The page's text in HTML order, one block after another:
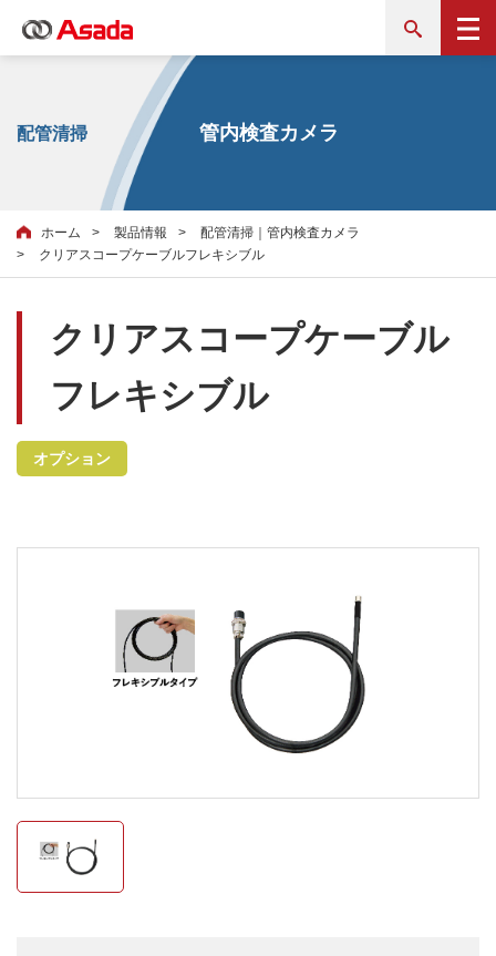
配管清掃 管内検査カメラ
ホーム 製品情報
配管清掃｜管内検査カメラ
クリアスコープケーブルフレキシブル
クリアスコープケーブル
フレキシブル
オプション